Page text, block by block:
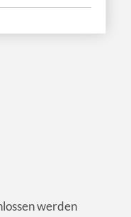
werden